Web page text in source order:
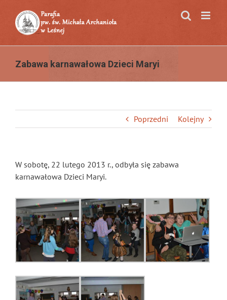
zawartości
Zabawa karnawałowa Dzieci Maryi
Poprzedni Kolejny
W sobotę, 22 lutego 2013 r., odbyła się zabawa
karnawałowa Dzieci Maryi.